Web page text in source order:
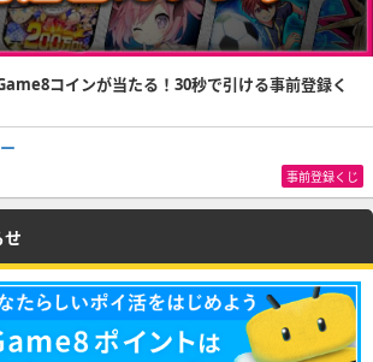
コインが当たる！30秒で引ける事前登録く
事前登録くじ